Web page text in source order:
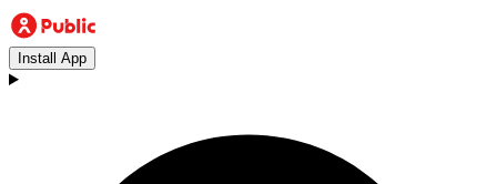
Install App